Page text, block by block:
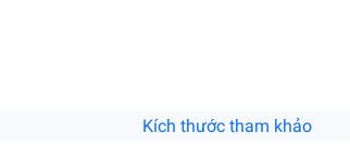
Kích thước tham khảo